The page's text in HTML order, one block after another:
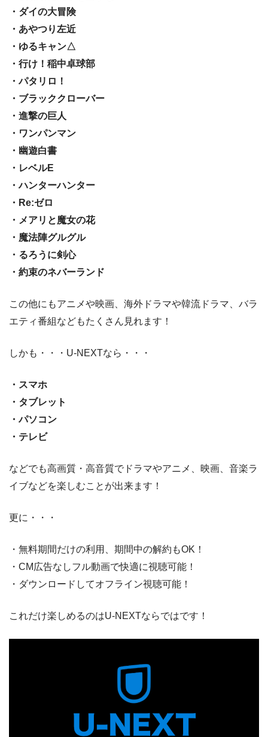
・ダイの大冒険
・あやつり左近
・ゆるキャン△
・行け！稲中卓球部
・パタリロ！
・ブラッククローバー
・進撃の巨人
・ワンパンマン
・幽遊白書
・レベルE
・ハンターハンター
・Re:ゼロ
・メアリと魔女の花
・魔法陣グルグル
・るろうに剣心
・約束のネバーランド
この他にもアニメや映画、海外ドラマや韓流ドラマ、バラ
エティ番組などもたくさん見れます！
しかも・・・U-NEXTなら・・・
・スマホ
・タブレット
・パソコン
・テレビ
などでも高画質・高音質でドラマやアニメ、映画、音楽ラ
イブなどを楽しむことが出来ます！
更に・・・
・無料期間だけの利用、期間中の解約もOK！
・CM広告なしフル動画で快適に視聴可能！
・ダウンロードしてオフライン視聴可能！
これだけ楽しめるのはU-NEXTならではです！